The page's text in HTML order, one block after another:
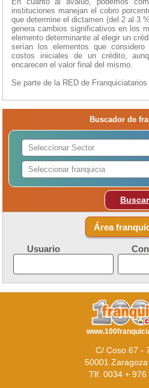
instituciones manejan el cobro
que determine el dictamen (del 2 al 3
genera cambios significativos en los
elemento determinante al elegir un
serían los elementos que
costos iniciales de un crédito,
encarecen el valor final del mismo.
Se parte de la RED de Franquiciatarios
Buscador de
Buscar
Área
Usuario
C/ Coso 67 -
50001
Tlf. 0034 + 976